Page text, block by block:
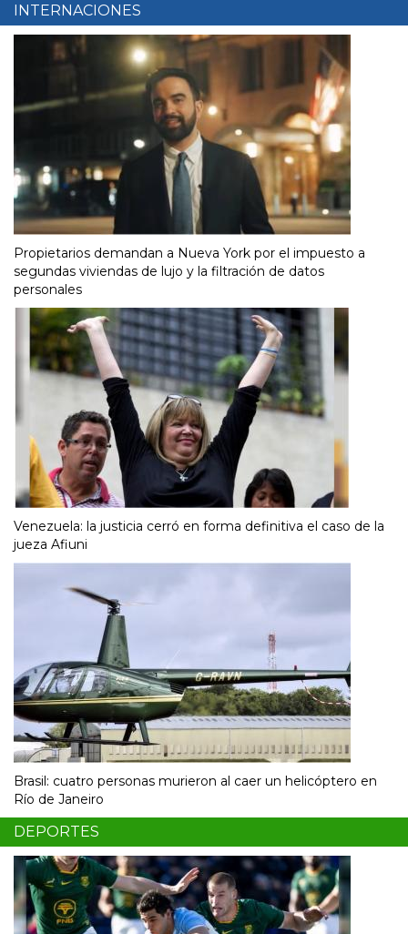
INTERNACIONES
Propietarios demandan a Nueva York por el impuesto a
segundas viviendas de lujo y la filtración de datos
personales
Venezuela: la justicia cerró en forma definitiva el caso de la
jueza Afiuni
Brasil: cuatro personas murieron al caer un helicóptero en
Río de Janeiro
DEPORTES